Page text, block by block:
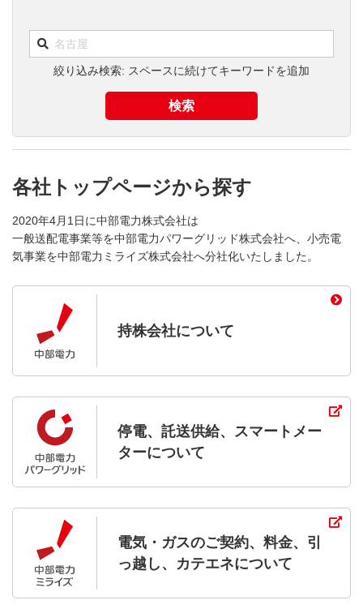
絞り込み検索: スペースに続けてキーワードを追加
各社トップページから探す
2020年4月1日に中部電力株式会社は
一般送配電事業等を中部電力パワーグリッド株式会社へ、小売電
気事業を中部電力ミライズ株式会社へ分社化いたしました。
持株会社について
停電、託送供給、スマートメー
ターについて
電気・ガスのご契約、料金、 引
っ越し、カテエネについて